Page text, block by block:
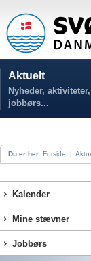
Aktuelt
Nyheder, aktiviteter,
jobbørs...
Du er her: Forside |
Kalender
Mine stævner
Jobbørs